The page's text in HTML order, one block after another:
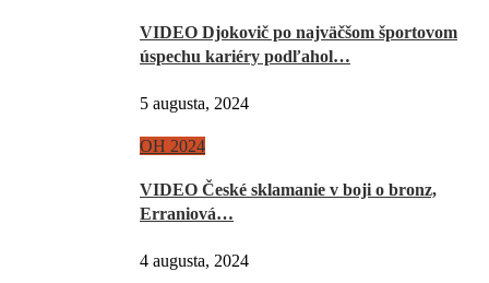
VIDEO Djokovič po najväčšom športovom
úspechu kariéry podľahol…
5 augusta, 2024
OH 2024
VIDEO České sklamanie v boji o bronz,
Erraniová…
4 augusta, 2024